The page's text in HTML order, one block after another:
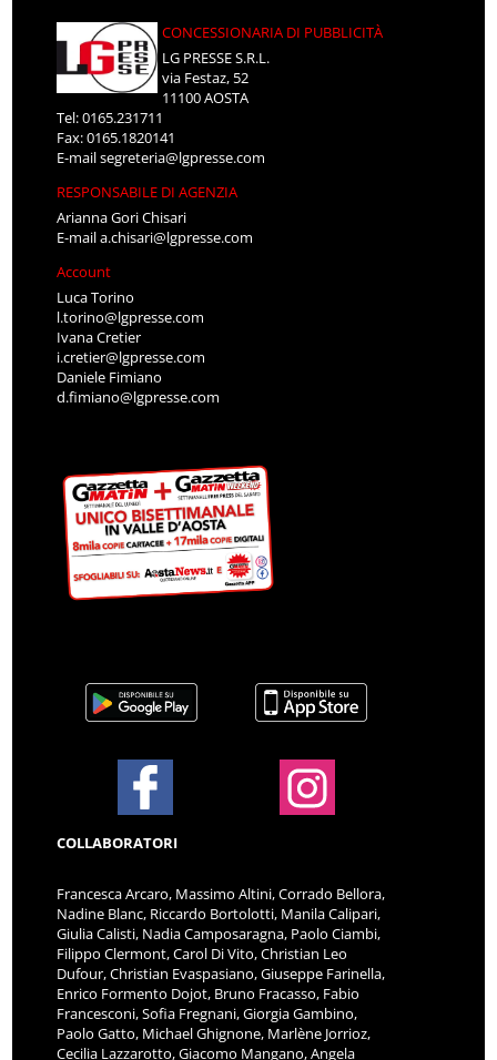
CONCESSIONARIA DI PUBBLICITÀ
LG PRESSE S.R.L.
via Festaz, 52
11100 AOSTA
Tel: 0165.231711
Fax: 0165.1820141
E-mailsegreteria@lgpresse.com
RESPONSABILE DI AGENZIA
Arianna Gori Chisari
E-maila.chisari@lgpresse.com
Account
Luca Torino
l.torino@lgpresse.com
Ivana Cretier
i.cretier@lgpresse.com
Daniele Fimiano
d.fimiano@lgpresse.com
COLLABORATORI
Francesca Arcaro, Massimo Altini, Corrado Bellora,
Nadine Blanc, Riccardo Bortolotti, Manila Calipari,
Giulia Calisti, Nadia Camposaragna, Paolo Ciambi,
Filippo Clermont, Carol Di Vito, Christian Leo
Dufour, Christian Evaspasiano, Giuseppe Farinella,
Enrico Formento Dojot, Bruno Fracasso, Fabio
Francesconi, Sofia Fregnani, Giorgia Gambino,
Paolo Gatto, Michael Ghignone, Marlène Jorrioz,
Cecilia Lazzarotto, Giacomo Mangano, Angela